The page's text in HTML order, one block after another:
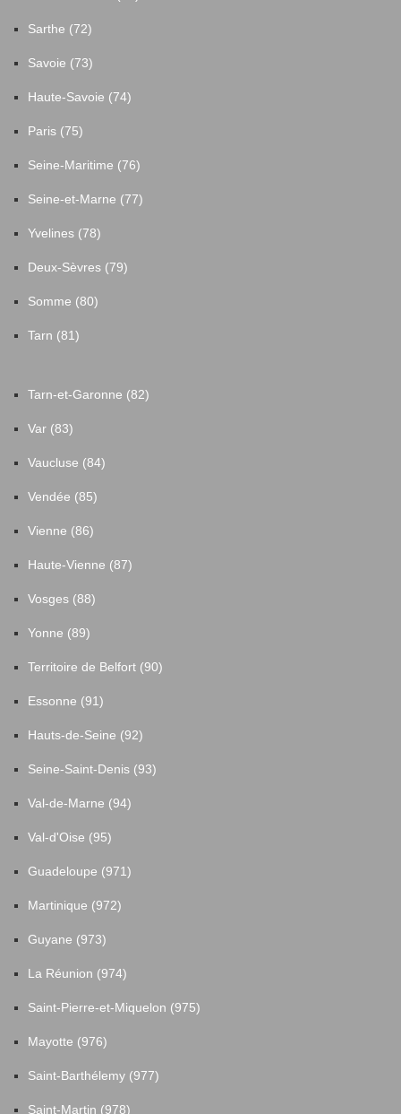
Sarthe (72)
Savoie (73)
Haute-Savoie (74)
Paris (75)
Seine-Maritime (76)
Seine-et-Marne (77)
Yvelines (78)
Deux-Sèvres (79)
Somme (80)
Tarn (81)
Tarn-et-Garonne (82)
Var (83)
Vaucluse (84)
Vendée (85)
Vienne (86)
Haute-Vienne (87)
Vosges (88)
Yonne (89)
Territoire de Belfort (90)
Essonne (91)
Hauts-de-Seine (92)
Seine-Saint-Denis (93)
Val-de-Marne (94)
Val-d'Oise (95)
Guadeloupe (971)
Martinique (972)
Guyane (973)
La Réunion (974)
Saint-Pierre-et-Miquelon (975)
Mayotte (976)
Saint-Barthélemy (977)
Saint-Martin (978)